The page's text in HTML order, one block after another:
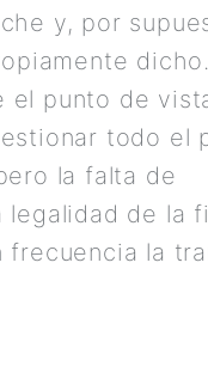
y, por
el punto de
todo el
la falta de
de la
la